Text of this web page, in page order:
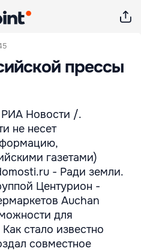
прессы
Новости /.
не несет
газетами)
- Ради земли.
Центурион -
Auchan
для
стало известно
совместное